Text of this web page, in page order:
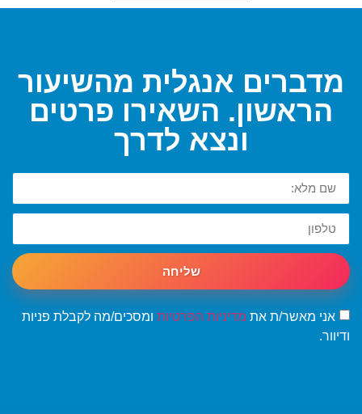
מדברים אנגלית מהשיעור
הראשון. השאירו פרטים
ונצא לדרך
אני מאשר/ת את מדיניות הפרטיות ומסכים/מה לקבלת פניות
ודיוור.
שליחה